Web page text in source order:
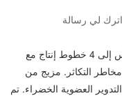
اترك لي رسالة
ينقسم مشروع مزرعة التربية البالغة 4800 رأس إلى 4 خطوط إنتاج مع
مخاطر التكاثر. مزيج من
العضوية الخضراء. تم